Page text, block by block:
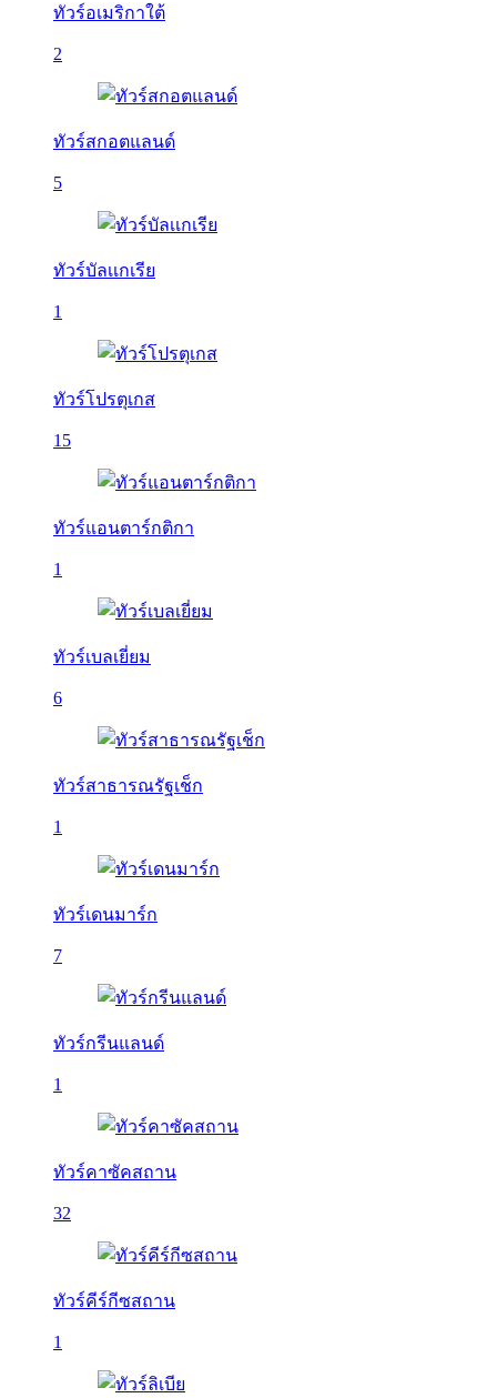
ทัวร์อเมริกาใต้
2
ทัวร์สกอตแลนด์
5
ทัวร์บัลเเกเรีย
1
ทัวร์โปรตุเกส
15
ทัวร์แอนตาร์กติกา
1
ทัวร์เบลเยี่ยม
6
ทัวร์สาธารณรัฐเช็ก
1
ทัวร์เดนมาร์ก
7
ทัวร์กรีนแลนด์
1
ทัวร์คาซัคสถาน
32
ทัวร์คีร์กีซสถาน
1